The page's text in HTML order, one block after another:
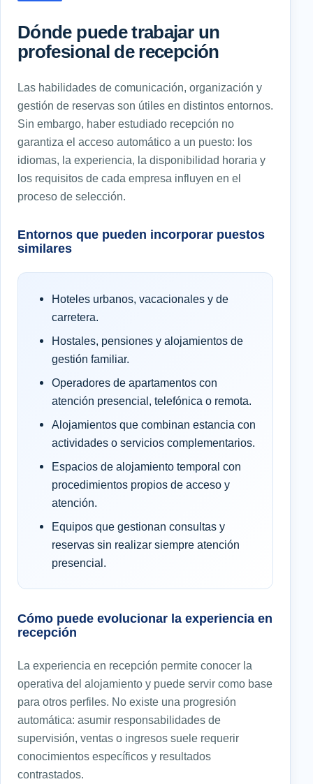
Dónde puede trabajar un
profesional de recepción
Las habilidades de comunicación, organización y
gestión de reservas son útiles en distintos entornos.
Sin embargo, haber estudiado recepción no
garantiza el acceso automático a un puesto: los
idiomas, la experiencia, la disponibilidad horaria y
los requisitos de cada empresa influyen en el
proceso de selección.
Entornos que pueden incorporar puestos
similares
Hoteles urbanos, vacacionales y de
carretera.
Hostales, pensiones y alojamientos de
gestión familiar.
Operadores de apartamentos con
atención presencial, telefónica o remota.
Alojamientos que combinan estancia con
actividades o servicios complementarios.
Espacios de alojamiento temporal con
procedimientos propios de acceso y
atención.
Equipos que gestionan consultas y
reservas sin realizar siempre atención
presencial.
Cómo puede evolucionar la experiencia en
recepción
La experiencia en recepción permite conocer la
operativa del alojamiento y puede servir como base
para otros perfiles. No existe una progresión
automática: asumir responsabilidades de
supervisión, ventas o ingresos suele requerir
conocimientos específicos y resultados
contrastados.